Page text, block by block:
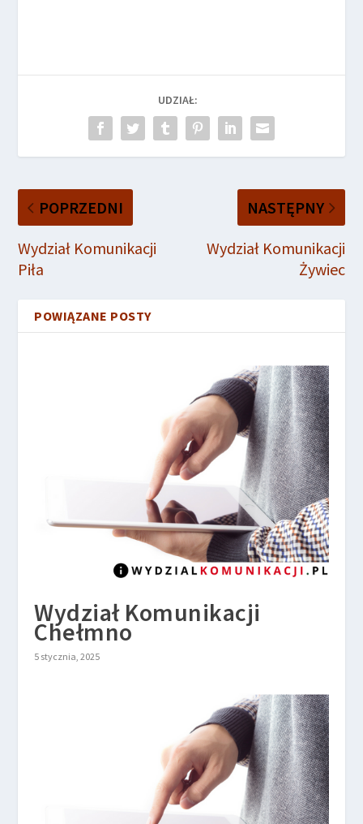
UDZIAŁ:
POPRZEDNI
Wydział Komunikacji
Piła
NASTĘPNY
Wydział Komunikacji
Żywiec
POWIĄZANE POSTY
Wydział Komunikacji
Chełmno
5 stycznia, 2025